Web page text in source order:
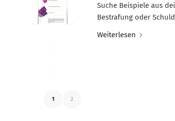
Suche Beispiele aus
Bestrafung oder
Weiterlesen
1 2